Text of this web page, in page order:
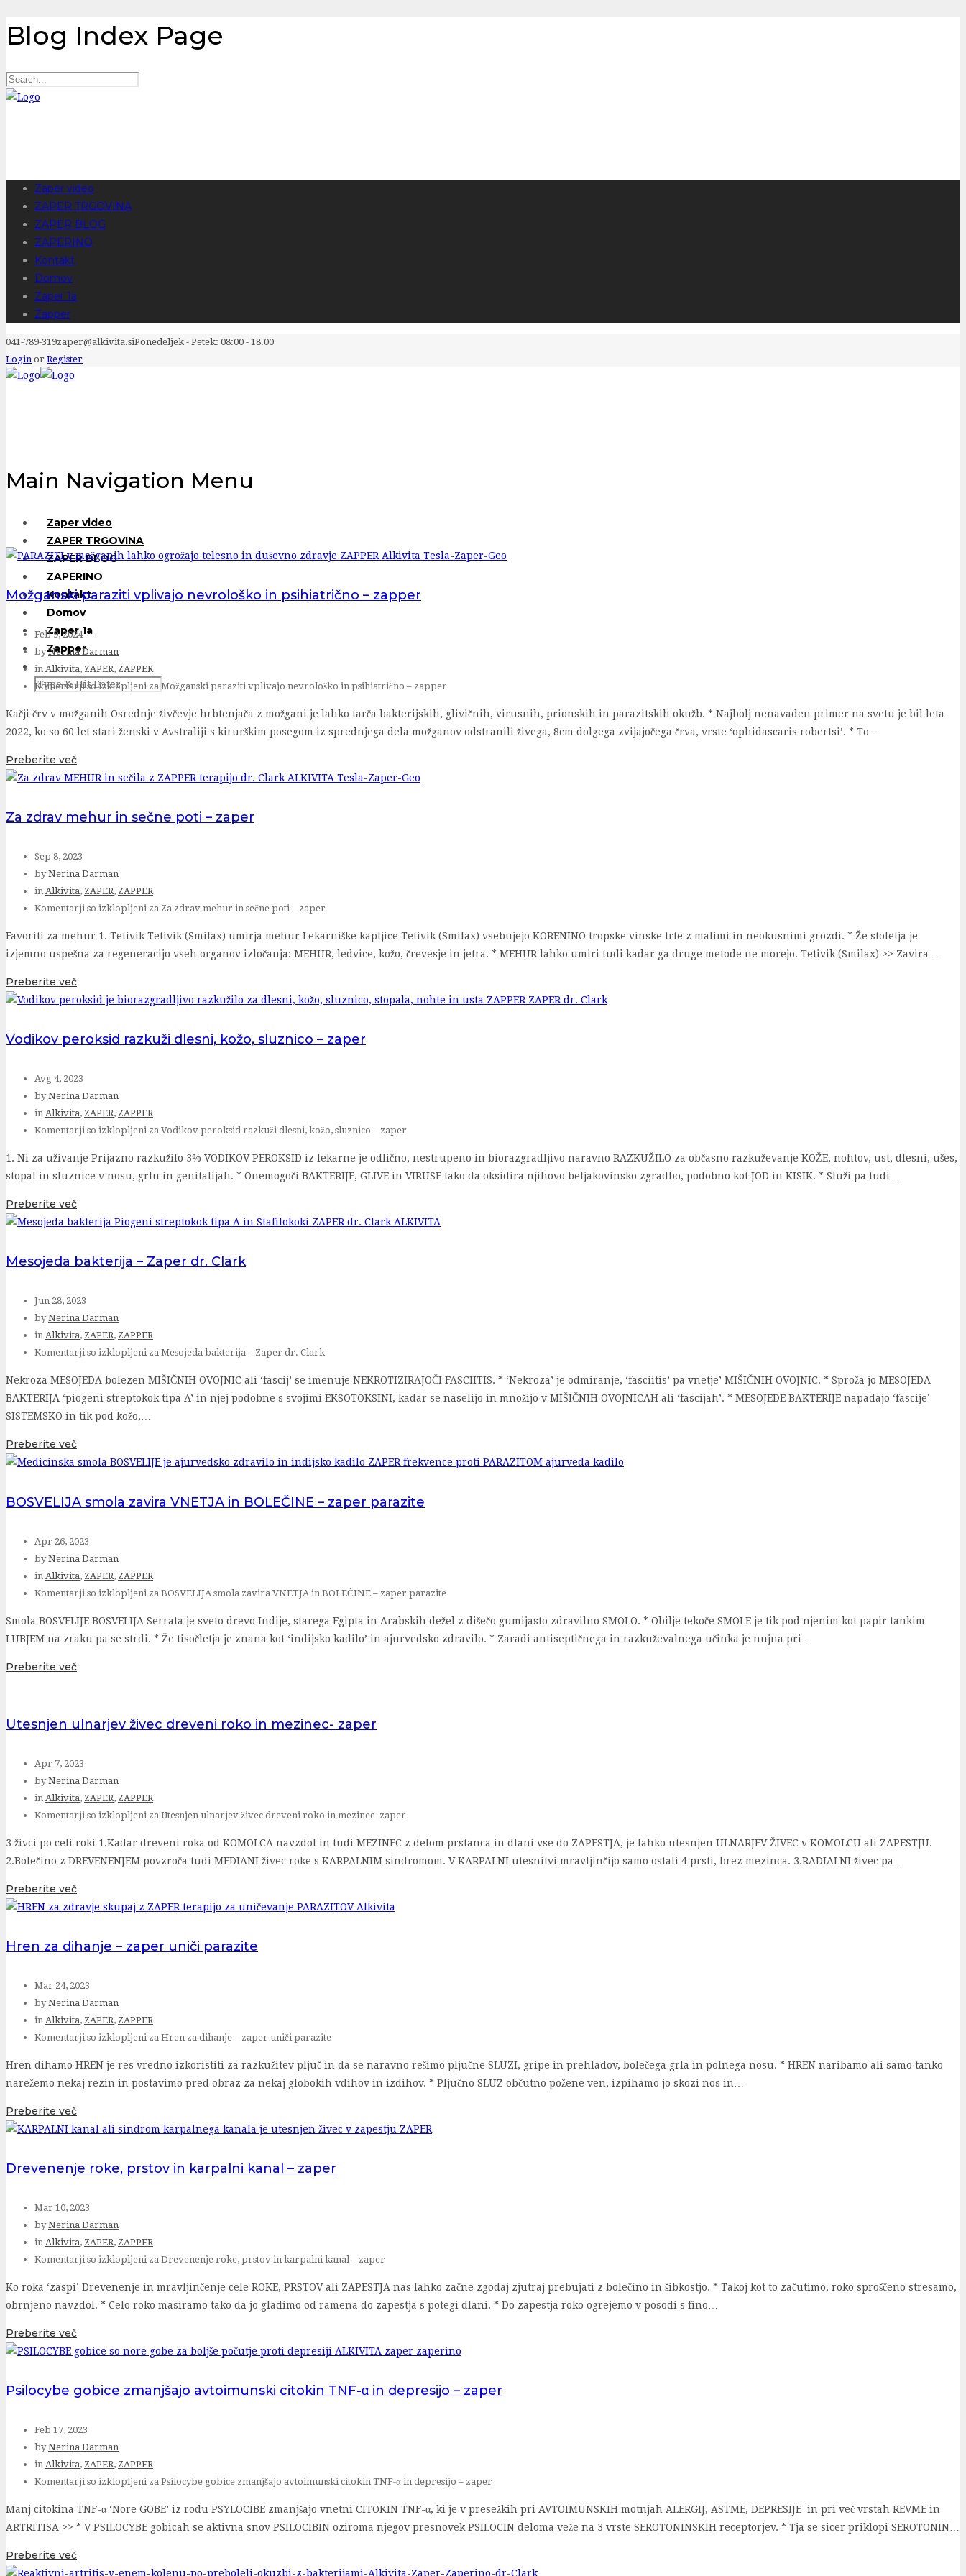
Blog Index Page
Zaper video
ZAPER TRGOVINA
ZAPER BLOG
ZAPERINO
Kontakt
Domov
Zaper 1a
Zapper
041-789-319zaper@alkivita.siPonedeljek - Petek: 08:00 - 18.00
Login or Register
Main Navigation Menu
Zaper video
ZAPER TRGOVINA
ZAPER BLOG
ZAPERINO
Kontakt
Domov
Zaper 1a
Zapper
Možganski paraziti vplivajo nevrološko in psihiatrično – zapper
Feb 9, 2024
byNerina Darman
in Alkivita, ZAPER, ZAPPER
Komentarji so izklopljeniza Možganski paraziti vplivajo nevrološko in psihiatrično – zapper
Kačji črv v možganih Osrednje živčevje hrbtenjača z možgani je lahko tarča bakterijskih, glivičnih, virusnih, prionskih in parazitskih okužb. * Najbolj nenavaden primer na svetu je bil leta
2022, ko so 60 let stari ženski v Avstraliji s kirurškim posegom iz sprednjega dela možganov odstranili živega, 8cm dolgega zvijajočega črva, vrste ‘ophidascaris robertsi’. * To…
Preberite več
Za zdrav mehur in sečne poti – zaper
Sep 8, 2023
byNerina Darman
in Alkivita, ZAPER, ZAPPER
Komentarji so izklopljeniza Za zdrav mehur in sečne poti – zaper
Favoriti za mehur 1. Tetivik Tetivik (Smilax) umirja mehur Lekarniške kapljice Tetivik (Smilax) vsebujejo KORENINO tropske vinske trte z malimi in neokusnimi grozdi. * Že stoletja je
izjemno uspešna za regeneracijo vseh organov izločanja: MEHUR, ledvice, kožo, črevesje in jetra. * MEHUR lahko umiri tudi kadar ga druge metode ne morejo. Tetivik (Smilax) >> Zavira…
Preberite več
Vodikov peroksid razkuži dlesni, kožo, sluznico – zaper
Avg 4, 2023
byNerina Darman
in Alkivita, ZAPER, ZAPPER
Komentarji so izklopljeniza Vodikov peroksid razkuži dlesni, kožo, sluznico – zaper
1. Ni za uživanje Prijazno razkužilo 3% VODIKOV PEROKSID iz lekarne je odlično, nestrupeno in biorazgradljivo naravno RAZKUŽILO za občasno razkuževanje KOŽE, nohtov, ust, dlesni, ušes,
stopal in sluznice v nosu, grlu in genitalijah. * Onemogoči BAKTERIJE, GLIVE in VIRUSE tako da oksidira njihovo beljakovinsko zgradbo, podobno kot JOD in KISIK. * Služi pa tudi…
Preberite več
Mesojeda bakterija – Zaper dr. Clark
Jun 28, 2023
byNerina Darman
in Alkivita, ZAPER, ZAPPER
Komentarji so izklopljeniza Mesojeda bakterija – Zaper dr. Clark
Nekroza MESOJEDA bolezen MIŠIČNIH OVOJNIC ali ‘fascij’ se imenuje NEKROTIZIRAJOČI FASCIITIS. * ‘Nekroza’ je odmiranje, ‘fasciitis’ pa vnetje’ MIŠIČNIH OVOJNIC. * Sproža jo MESOJEDA
BAKTERIJA ‘piogeni streptokok tipa A’ in njej podobne s svojimi EKSOTOKSINI, kadar se naselijo in množijo v MIŠIČNIH OVOJNICAH ali ‘fascijah’. * MESOJEDE BAKTERIJE napadajo ‘fascije’
SISTEMSKO in tik pod kožo,…
Preberite več
BOSVELIJA smola zavira VNETJA in BOLEČINE – zaper parazite
Apr 26, 2023
byNerina Darman
in Alkivita, ZAPER, ZAPPER
Komentarji so izklopljeni za BOSVELIJA smola zavira VNETJA in BOLEČINE – zaper parazite
Smola BOSVELIJE BOSVELIJA Serrata je sveto drevo Indije, starega Egipta in Arabskih dežel z dišečo gumijasto zdravilno SMOLO. * Obilje tekoče SMOLE je tik pod njenim kot papir tankim
LUBJEM na zraku pa se strdi. * Že tisočletja je znana kot ‘indijsko kadilo’ in ajurvedsko zdravilo. * Zaradi antiseptičnega in razkuževalnega učinka je nujna pri…
Preberite več
Utesnjen ulnarjev živec dreveni roko in mezinec- zaper
Apr 7, 2023
byNerina Darman
in Alkivita, ZAPER, ZAPPER
Komentarji so izklopljeni za Utesnjen ulnarjev živec dreveni roko in mezinec- zaper
3 živci po celi roki 1.Kadar dreveni roka od KOMOLCA navzdol in tudi MEZINEC z delom prstanca in dlani vse do ZAPESTJA, je lahko utesnjen ULNARJEV ŽIVEC v KOMOLCU ali ZAPESTJU.
2.Bolečino z DREVENENJEM povzroča tudi MEDIANI živec roke s KARPALNIM sindromom. V KARPALNI utesnitvi mravljinčijo samo ostali 4 prsti, brez mezinca. 3.RADIALNI živec pa…
Preberite več
Hren za dihanje – zaper uniči parazite
Mar 24, 2023
byNerina Darman
in Alkivita, ZAPER, ZAPPER
Komentarji so izklopljeni za Hren za dihanje – zaper uniči parazite
Hren dihamo HREN je res vredno izkoristiti za razkužitev pljuč in da se naravno rešimo pljučne SLUZI, gripe in prehladov, bolečega grla in polnega nosu. * HREN naribamo ali samo tanko
narežemo nekaj rezin in postavimo pred obraz za nekaj globokih vdihov in izdihov. * Pljučno SLUZ občutno požene ven, izpihamo jo skozi nos in…
Preberite več
Drevenenje roke, prstov in karpalni kanal – zaper
Mar 10, 2023
byNerina Darman
in Alkivita, ZAPER, ZAPPER
Komentarji so izklopljeni za Drevenenje roke, prstov in karpalni kanal – zaper
Ko roka ‘zaspi’ Drevenenje in mravljinčenje cele ROKE, PRSTOV ali ZAPESTJA nas lahko začne zgodaj zjutraj prebujati z bolečino in šibkostjo. * Takoj kot to začutimo, roko sproščeno stresamo,
obrnjeno navzdol. * Celo roko masiramo tako da jo gladimo od ramena do zapestja s potegi dlani. * Do zapestja roko ogrejemo v posodi s fino…
Preberite več
Psilocybe gobice zmanjšajo avtoimunski citokin TNF-α in depresijo – zaper
Feb 17, 2023
byNerina Darman
in Alkivita, ZAPER, ZAPPER
Komentarji so izklopljeni za Psilocybe gobice zmanjšajo avtoimunski citokin TNF-α in depresijo – zaper
Manj citokina TNF-α ‘Nore GOBE’ iz rodu PSYLOCIBE zmanjšajo vnetni CITOKIN TNF-α, ki je v presežkih pri AVTOIMUNSKIH motnjah ALERGIJ, ASTME, DEPRESIJE in pri več vrstah REVME in
ARTRITISA >> * V PSILOCYBE gobicah se aktivna snov PSILOCIBIN oziroma njegov presnovek PSILOCIN deloma veže na 3 vrste SEROTONINSKIH receptorjev. * Tja se sicer priklopi SEROTONIN…
Preberite več